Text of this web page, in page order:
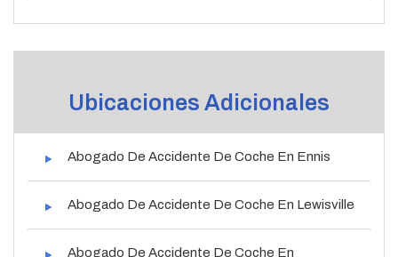
Ubicaciones Adicionales
Abogado De Accidente De Coche En Ennis
Abogado De Accidente De Coche En Lewisville
Abogado De Accidente De Coche En